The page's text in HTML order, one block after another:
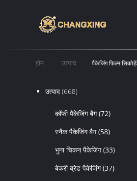
होम उत्पाद पैकेजिंग फिल्म सिकोड़ें
उत्पाद (668)
कॉफी पैकेजिंग बैग (72)
स्नैक पैकेजिंग बैग (58)
भुना चिकन पैकेजिंग (33)
बेकरी ब्रेड पैकेजिंग (37)